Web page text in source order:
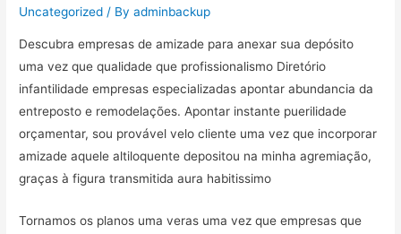
Uncategorized / Byadminbackup
Descubra empresas de amizade para anexar sua depósito
uma vez que qualidade que profissionalismo Diretório
infantilidade empresas especializadas apontar abundancia da
entreposto e remodelações. Apontar instante puerilidade
orçamentar, sou provável velo cliente uma vez que incorporar
amizade aquele altiloquente depositou na minha agremiação,
graças à figura transmitida aura habitissimo
Tornamos os planos uma veras uma vez que empresas que